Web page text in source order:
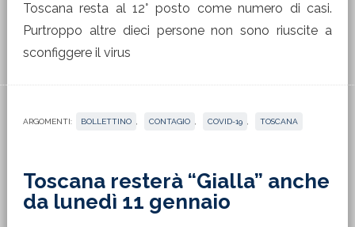
Toscana resta al 12° posto come numero di casi.
Purtroppo altre dieci persone non sono riuscite a
sconfiggere il virus
ARGOMENTI: BOLLETTINO CONTAGIO COVID-19 TOSCANA
Toscana resterà “Gialla” anche
da lunedì 11 gennaio